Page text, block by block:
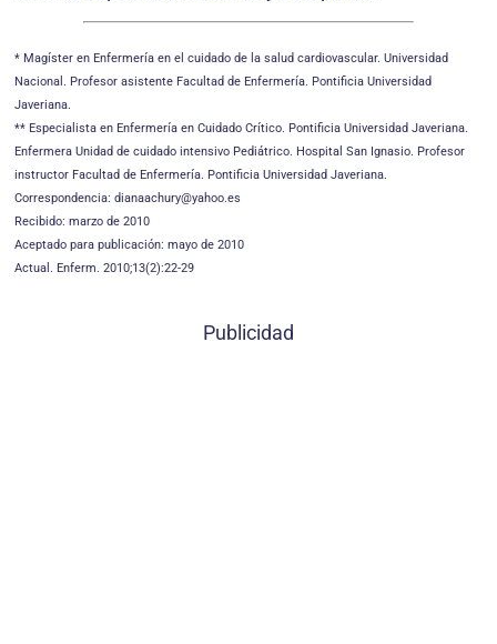
* Magíster en Enfermería en el cuidado de la salud cardiovas­cular. Universidad
Nacional. Profesor asistente Facultad de Enfermería. Pontificia Universidad
Javeriana.
** Especialista en Enfermería en Cuidado Crítico. Pontificia Uni­versidad Javeriana.
Enfermera Unidad de cuidado intensivo Pediátrico. Hospital San Ignasio. Profesor
instructor Facultad de Enfermería. Pontificia Universidad Javeriana.
Correspondencia: dianaachury@yahoo.es
Recibido: marzo de 2010
Aceptado para publicación: mayo de 2010
Actual. Enferm. 2010;13(2):22-29
Publicidad